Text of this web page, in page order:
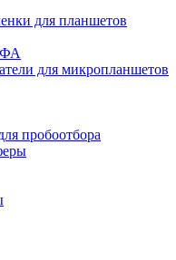
для планшетов
для микропланшетов
пробоотбора